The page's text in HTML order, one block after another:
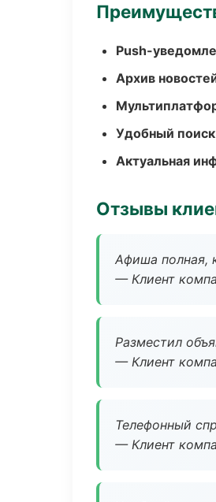
Push-
Архив
Удобный
Актуальная
Отзывы
Афиша полная,
— Клиент
Разместил
— Клиент
Телефонный
— Клиент